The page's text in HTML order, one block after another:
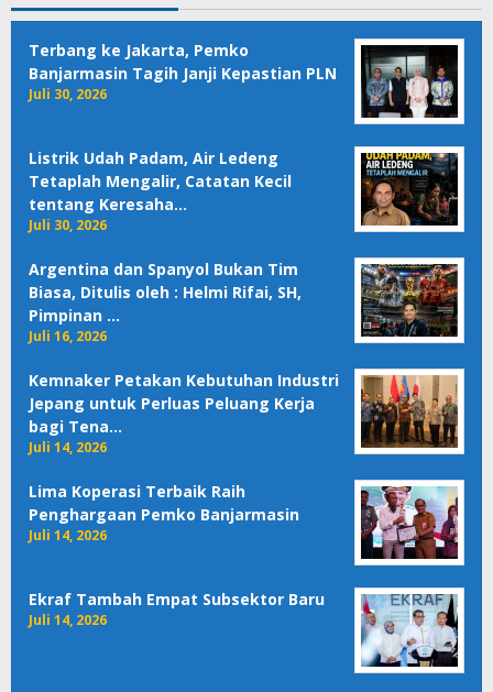
Terbang ke Jakarta, Pemko
Banjarmasin Tagih Janji Kepastian PLN
Juli 30, 2026
Listrik Udah Padam, Air Ledeng
Tetaplah Mengalir, Catatan Kecil
tentang Keresaha…
Juli 30, 2026
Argentina dan Spanyol Bukan Tim
Biasa, Ditulis oleh : Helmi Rifai, SH,
Pimpinan …
Juli 16, 2026
Kemnaker Petakan Kebutuhan Industri
Jepang untuk Perluas Peluang Kerja
bagi Tena…
Juli 14, 2026
Lima Koperasi Terbaik Raih
Penghargaan Pemko Banjarmasin
Juli 14, 2026
Ekraf Tambah Empat Subsektor Baru
Juli 14, 2026